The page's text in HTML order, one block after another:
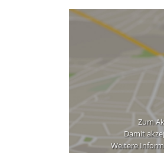
Zum
Damit
Weitere